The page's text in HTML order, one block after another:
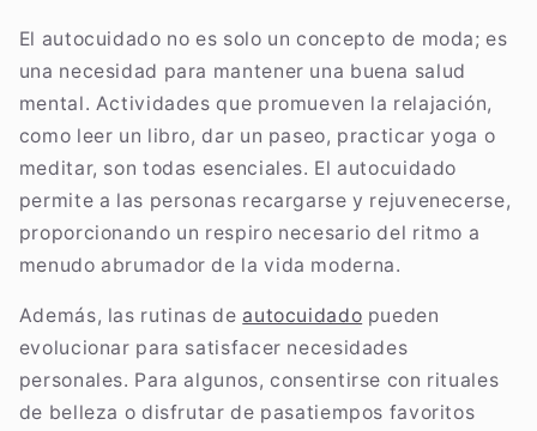
El autocuidado no es solo un concepto de moda; es
una necesidad para mantener una buena salud
mental. Actividades que promueven la relajación,
como leer un libro, dar un paseo, practicar yoga o
meditar, son todas esenciales. El autocuidado
permite a las personas recargarse y rejuvenecerse,
proporcionando un respiro necesario del ritmo a
menudo abrumador de la vida moderna.
Además, las rutinas deautocuidado pueden
evolucionar para satisfacer necesidades
personales. Para algunos, consentirse con rituales
de belleza o disfrutar de pasatiempos favoritos